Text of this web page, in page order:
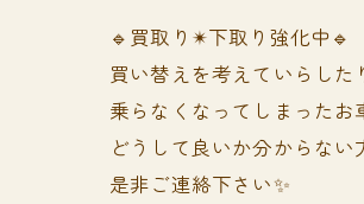
🔹買取り✴︎下取り強化中🔹
買い替えを考えていらした
乗らなくなってしまったお
どうして良いか分からない
是非ご連絡下さい✨